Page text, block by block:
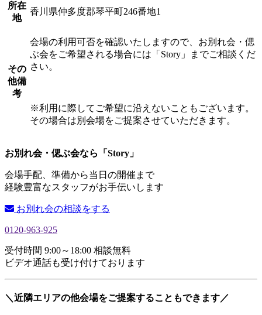
所在
地
香川県仲多度郡琴平町246番地1
その
他備
考
会場の利用可否を確認いたしますので、お別れ会・偲
ぶ会をご希望される場合には「Story」までご相談くだ
さい。
※利用に際してご希望に沿えないこともございます。
その場合は別会場をご提案させていただきます。
お別れ会・偲ぶ会なら「Story」
会場手配、準備から当日の開催まで
経験豊富なスタッフがお手伝いします
お別れ会の相談をする
0120-963-925
受付時間 9:00～18:00 相談無料
ビデオ通話も受け付けております
＼近隣エリアの他会場をご提案することもできます／